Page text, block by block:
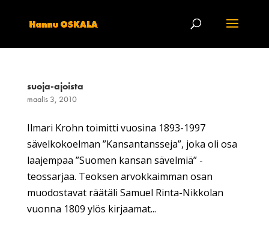
suoja-ajoista
maalis 3, 2010
Ilmari Krohn toimitti vuosina 1893-1997
sävelkokoelman ”Kansantansseja”, joka oli osa
laajempaa ”Suomen kansan sävelmiä” -
teossarjaa. Teoksen arvokkaimman osan
muodostavat räätäli Samuel Rinta-Nikkolan
vuonna 1809 ylös kirjaamat...